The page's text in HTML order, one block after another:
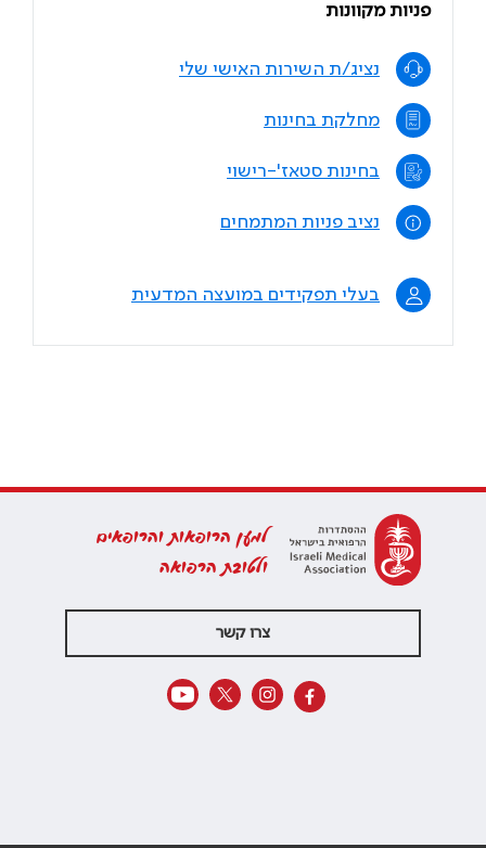
פניות מקוונות
נציג/ת השירות האישי שלי
מחלקת בחינות
בחינות סטאז'-רישוי
נציב פניות המתמחים
בעלי תפקידים במועצה המדעית
למען הרופאות והרופאים
ולטובת הרפואה
צרו קשר